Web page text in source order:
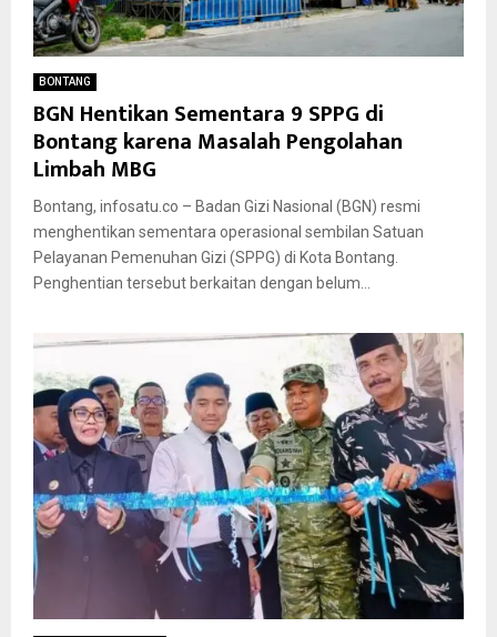
BONTANG
BGN Hentikan Sementara 9 SPPG di
Bontang karena Masalah Pengolahan
Limbah MBG
Bontang, infosatu.co – Badan Gizi Nasional (BGN) resmi
menghentikan sementara operasional sembilan Satuan
Pelayanan Pemenuhan Gizi (SPPG) di Kota Bontang.
Penghentian tersebut berkaitan dengan belum...